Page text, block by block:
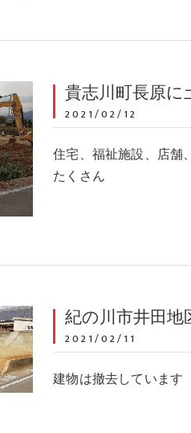
貴志川町長原
2021/02/12
住宅、福祉施設、店舗
たくさん
紀の川市井田地
2021/02/11
建物は撤去しています